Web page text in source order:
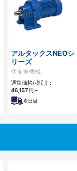
アルタックスNEOシ
リーズ
住友重機械
通常価格(税別)：
46,157円～
6 日目